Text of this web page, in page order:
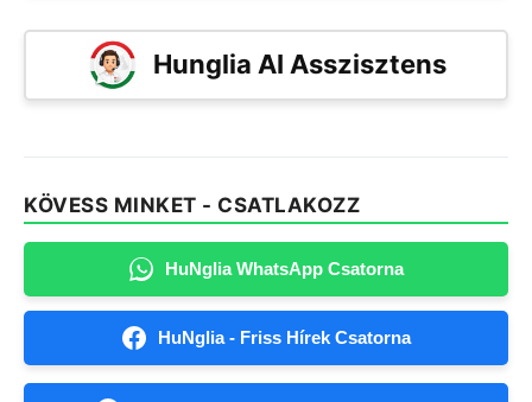
Hunglia AI Asszisztens
KÖVESS MINKET - CSATLAKOZZ
HuNglia WhatsApp Csatorna
HuNglia - Friss Hírek Csatorna